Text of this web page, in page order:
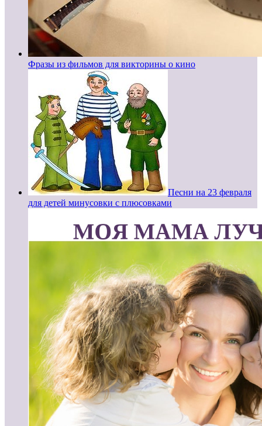
Фразы из фильмов для викторины о кино
Песни на 23 февраля
для детей минусовки с плюсовками